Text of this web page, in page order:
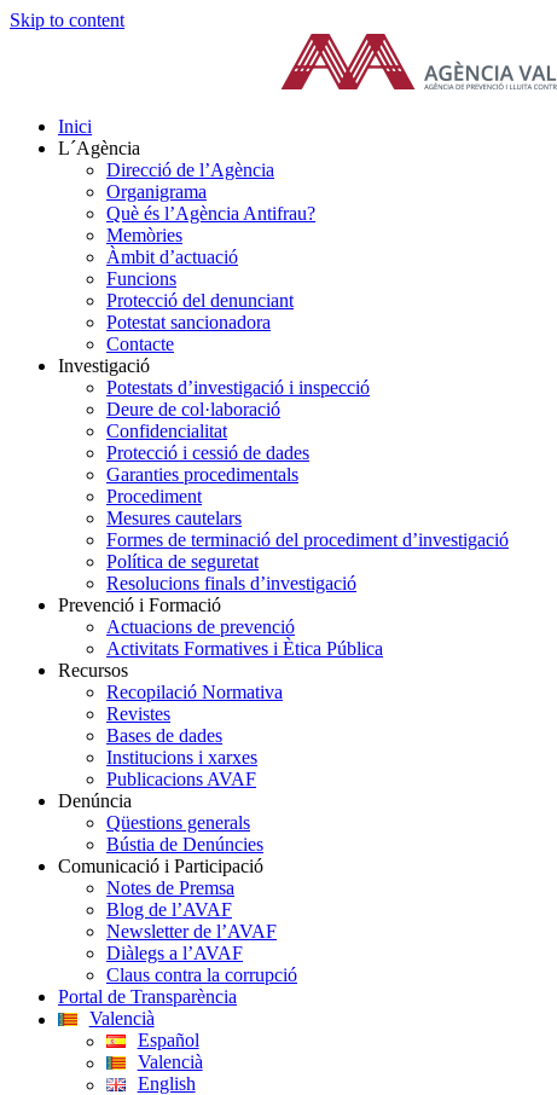
Skip to content
Inici
L´Agència
Direcció de l’Agència
Organigrama
Què és l’Agència Antifrau?
Memòries
Àmbit d’actuació
Funcions
Protecció del denunciant
Potestat sancionadora
Contacte
Investigació
Potestats d’investigació i inspecció
Deure de col·laboració
Confidencialitat
Protecció i cessió de dades
Garanties procedimentals
Procediment
Mesures cautelars
Formes de terminació del procediment d’investigació
Política de seguretat
Resolucions finals d’investigació
Prevenció i Formació
Actuacions de prevenció
Activitats Formatives i Ètica Pública
Recursos
Recopilació Normativa
Revistes
Bases de dades
Institucions i xarxes
Publicacions AVAF
Denúncia
Qüestions generals
Bústia de Denúncies
Comunicació i Participació
Notes de Premsa
Blog de l’AVAF
Newsletter de l’AVAF
Diàlegs a l’AVAF
Claus contra la corrupció
Portal de Transparència
Valencià
Español
Valencià
English